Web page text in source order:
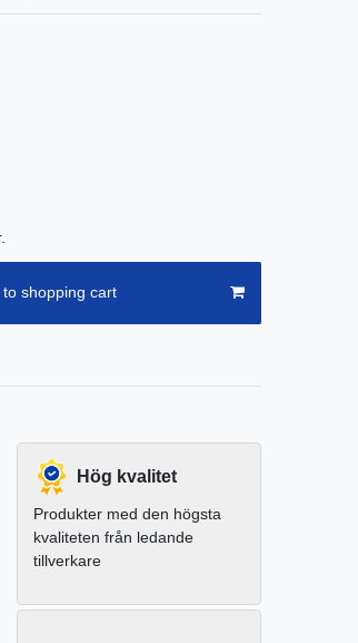
to shopping cart
Hög kvalitet
Produkter med den högsta
kvaliteten från ledande
tillverkare